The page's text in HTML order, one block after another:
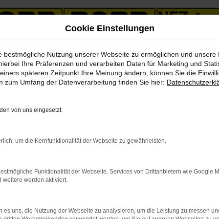
Cross Country Gebrauchtwagen Angebote mit Lieferservice nach Weimar
Country
vom
gut und richtig. Sparen Sie getrost ordentlich Geld, denn bei
Ein Volvo V90 Cross Country Gebrauchtwagen kann bereits
bevorzugt junge Gebrauchte und lassen Sie meist in
verfügt, checken wir jeden Volvo V90 Cross Country
Cookie Einstellungen
bestmögliche Nutzung unserer Webseite zu ermöglichen und unsere
Ihre Präferenzen und verarbeiten Daten für Marketing und
späteren Zeitpunkt Ihre Meinung ändern, können Sie die
zum Umfang der Datenverarbeitung finden Sie hier:
von uns eingesetzt:
um die Kernfunktionalität der Webseite zu gewährleisten.
Funktionalität der Webseite. Services von Drittanbietern wie Google
weitere werden aktiviert.
es uns, die Nutzung der Webseite zu analysieren, um die Leistung zu messen